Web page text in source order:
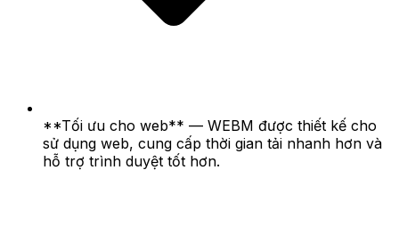
**Tối ưu cho web** — WEBM được thiết kế cho
sử dụng web, cung cấp thời gian tải nhanh hơn và
hỗ trợ trình duyệt tốt hơn.